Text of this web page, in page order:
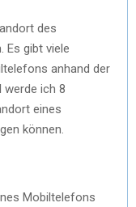
des
Es gibt viele
anhand der
werde ich 8
eines
können.
Mobiltelefons